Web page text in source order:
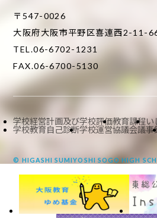
〒547-0026
大阪府大阪市平野区喜連西2-11-
TEL.06-6702-1231
FAX.06-6700-5130
学校経営計画及び学校評価教育課程い
学校教育自己診断学校運営協議会議事
© HIGASHI SUMIYOSHI SOGO HIGH